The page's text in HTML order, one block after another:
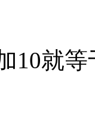
10就